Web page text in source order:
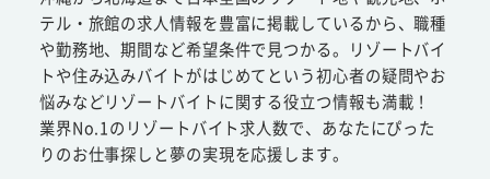
テル・旅館の求人情報を豊富に掲載しているから、職種
や勤務地、期間など希望条件で見つかる。リゾートバイ
トや住み込みバイトがはじめてという初心者の疑問やお
悩みなどリゾートバイトに関する役立つ情報も満載！
業界No.1のリゾートバイト求人数で、あなたにぴった
りのお仕事探しと夢の実現を応援します。